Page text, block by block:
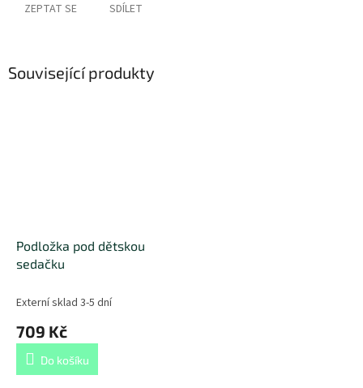
ZEPTAT SE SDÍLET
Související produkty
Podložka pod dětskou
sedačku
Externí sklad 3-5 dní
709 Kč
Do košíku